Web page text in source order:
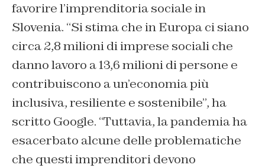
favorire l’imprenditoria sociale in
Slovenia. “Si stima che in Europa ci siano
circa 2,8 milioni di imprese sociali che
danno lavoro a 13,6 milioni di persone e
contribuiscono a un’economia più
inclusiva, resiliente e sostenibile”, ha
scritto Google. “Tuttavia, la pandemia ha
esacerbato alcune delle problematiche
che questi imprenditori devono